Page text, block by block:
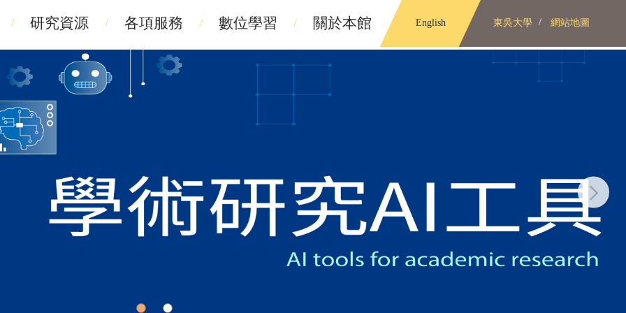
研究資源 各項服務 數位學習 關於本館 English 東吳大學 網站地圖